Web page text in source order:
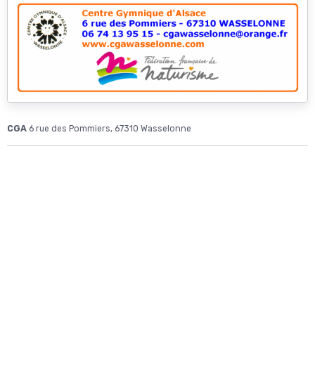
CGA 6 rue des Pommiers, 67310 Wasselonne